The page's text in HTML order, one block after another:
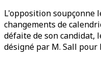
L'opposition soupçonne
changements de
défaite de son candidat,
désigné par M. Sall pour